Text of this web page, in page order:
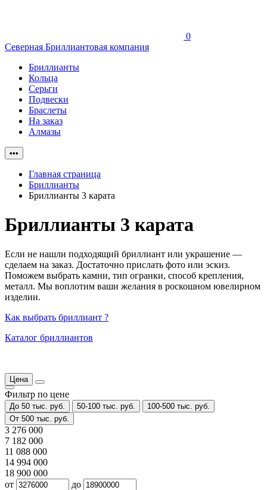
0
Северная Бриллиантовая компания
Бриллианты
Кольца
Серьги
Подвески
Браслеты
На заказ
Алмазы
•••
Главная страница
Бриллианты
Бриллианты 3 карата
Бриллианты 3 карата
Если не нашли подходящий бриллиант или украшение —
сделаем на заказ. Достаточно прислать фото или эскиз.
Поможем выбрать камни, тип огранки, способ крепления,
металл. Мы воплотим ваши желания в роскошном ювелирном
изделии.
Как выбрать бриллиант ?
Каталог бриллиантов
Цена
Фильтр по цене
До 50 тыс. руб. 50-100 тыс. руб.
100-500 тыс. руб.
От 500 тыс. руб.
3 276 000
7 182 000
11 088 000
14 994 000
18 900 000
от
до